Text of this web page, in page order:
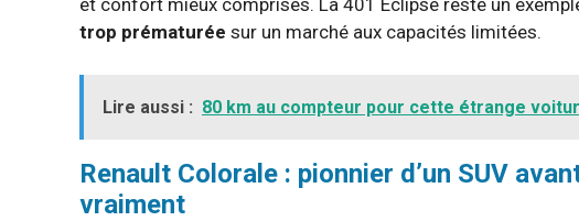
et confort mieux comprises. La 401 Eclipse reste un
trop prématurée sur un marché aux capacités limitées.
Lire aussi : 80 km au compteur pour cette étrange
Renault Colorale : pionnier d’un SUV
vraiment